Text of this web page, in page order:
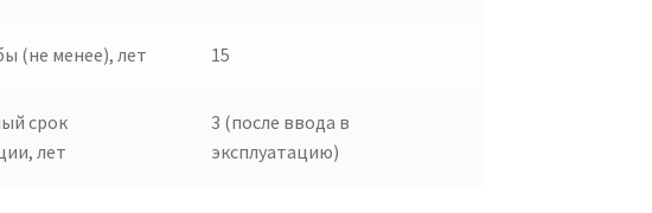
(не менее), лет 15
срок
лет
3 (после ввода в
эксплуатацию)